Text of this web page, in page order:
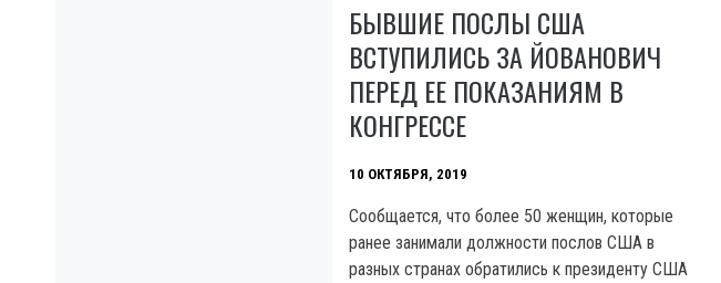
БЫВШИЕ ПОСЛЫ США
ВСТУПИЛИСЬ ЗА ЙОВАНОВИЧ
ПЕРЕД ЕЕ ПОКАЗАНИЯМ В
КОНГРЕССЕ
10 ОКТЯБРЯ, 2019
Сообщается, что более 50 женщин, которые
ранее занимали должности послов США в
разных странах обратились к президенту США